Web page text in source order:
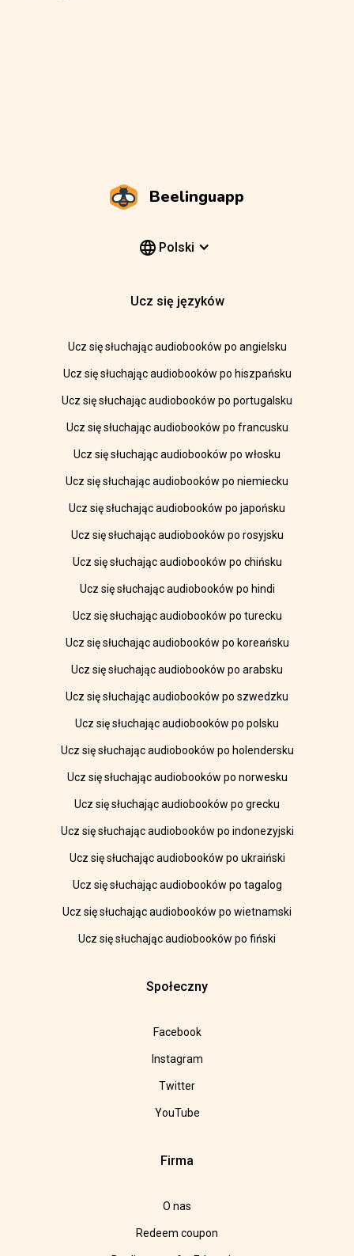
Beelinguapp
Polski
Ucz się języków
Ucz się słuchając audiobooków po angielsku
Ucz się słuchając audiobooków po hiszpańsku
Ucz się słuchając audiobooków po portugalsku
Ucz się słuchając audiobooków po francusku
Ucz się słuchając audiobooków po włosku
Ucz się słuchając audiobooków po niemiecku
Ucz się słuchając audiobooków po japońsku
Ucz się słuchając audiobooków po rosyjsku
Ucz się słuchając audiobooków po chińsku
Ucz się słuchając audiobooków po hindi
Ucz się słuchając audiobooków po turecku
Ucz się słuchając audiobooków po koreańsku
Ucz się słuchając audiobooków po arabsku
Ucz się słuchając audiobooków po szwedzku
Ucz się słuchając audiobooków po polsku
Ucz się słuchając audiobooków po holendersku
Ucz się słuchając audiobooków po norwesku
Ucz się słuchając audiobooków po grecku
Ucz się słuchając audiobooków po indonezyjski
Ucz się słuchając audiobooków po ukraiński
Ucz się słuchając audiobooków po tagalog
Ucz się słuchając audiobooków po wietnamski
Ucz się słuchając audiobooków po fiński
Społeczny
Facebook
Instagram
Twitter
YouTube
Firma
O nas
Redeem coupon